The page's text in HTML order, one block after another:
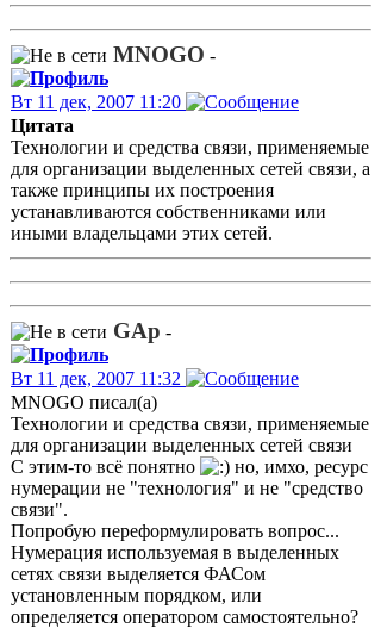
MNOGO -
Вт 11 дек, 2007 11:20
Цитата
Технологии и средства связи, применяемые
для организации выделенных сетей связи, а
также принципы их построения
устанавливаются собственниками или
иными владельцами этих сетей.
GAp -
Вт 11 дек, 2007 11:32
MNOGO писал(а)
Технологии и средства связи, применяемые
для организации выделенных сетей связи
С этим-то всё понятно
но, имхо, ресурс
нумерации не "технология" и не "средство
связи".
Попробую переформулировать вопрос...
Нумерация используемая в выделенных
сетях связи выделяется ФАСом
установленным порядком, или
определяется оператором самостоятельно?